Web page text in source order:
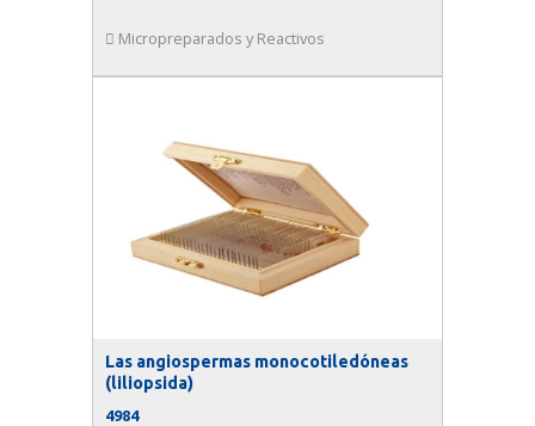
Micropreparados y Reactivos
Las angiospermas monocotiledóneas
(liliopsida)
4984